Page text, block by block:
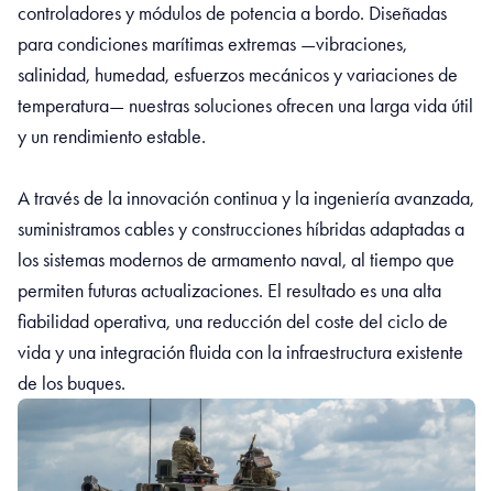
controladores y módulos de potencia a bordo. Diseñadas
para condiciones marítimas extremas —vibraciones,
salinidad, humedad, esfuerzos mecánicos y variaciones de
temperatura— nuestras soluciones ofrecen una larga vida útil
y un rendimiento estable.
A través de la innovación continua y la ingeniería avanzada,
suministramos cables y construcciones híbridas adaptadas a
los sistemas modernos de armamento naval, al tiempo que
permiten futuras actualizaciones. El resultado es una alta
fiabilidad operativa, una reducción del coste del ciclo de
vida y una integración fluida con la infraestructura existente
de los buques.